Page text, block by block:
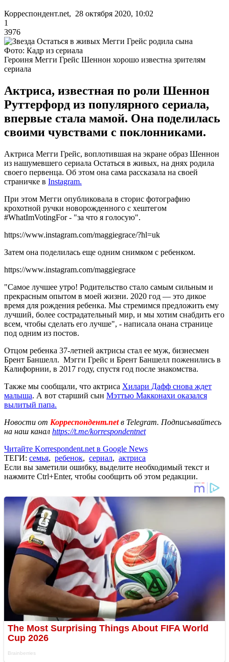
Корреспондент.net, 28 октября 2020, 10:02
1
3976
Фото: Кадр из сериала
Героиня Мегги Грейс Шеннон хорошо известна зрителям
сериала
Актриса, известная по роли Шеннон
Руттерфорд из популярного сериала,
впервые стала мамой. Она поделилась
своими чувствами с поклонниками.
Актриса Мегги Грейс, воплотившая на экране образ Шеннон
из нашумевшего сериала Остаться в живых, на днях родила
своего первенца. Об этом она сама рассказала на своей
страничке в Instagram.
При этом Мегги опубликовала в сторис фотографию
крохотной ручки новорожденного с хештегом
#WhatImVotingFor - "за что я голосую".
https://www.instagram.com/maggiegrace/?hl=uk
Затем она поделилась еще одним снимком с ребенком.
https://www.instagram.com/maggiegrace
"Самое лучшее утро! Родительство стало самым сильным и
прекрасным опытом в моей жизни. 2020 год — это дикое
время для рождения ребенка. Мы стремимся предложить ему
лучший, более сострадательный мир, и мы хотим снабдить его
всем, чтобы сделать его лучше", - написала онана странице
под одним из постов.
Отцом ребенка 37-летней актрисы стал ее муж, бизнесмен
Брент Баншелл. Мэгги Грейс и Брент Баншелл поженились в
Калифорнии, в 2017 году, спустя год после знакомства.
Также мы сообщали, что актриса Хилари Дафф снова ждет
малыша. А вот старший сын Мэттью Макконахи оказался
вылитый папа.
Новости от Корреспондент.netв Telegram. Подписывайтесь
на наш канал https://t.me/korrespondentnet
Читайте Korrespondent.net в Google News
ТЕГИ: семья, ребенок, сериал, актриса
Если вы заметили ошибку, выделите необходимый текст и
нажмите Ctrl+Enter, чтобы сообщить об этом редакции.